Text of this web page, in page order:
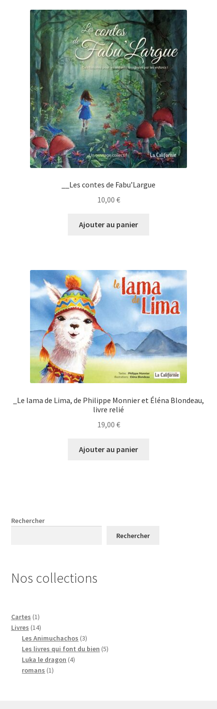
__Les contes de Fabu’Largue
10,00 €
Ajouter au panier
_Le lama de Lima, de Philippe Monnier et Éléna Blondeau,
livre relié
19,00 €
Ajouter au panier
Rechercher
Rechercher
Nos collections
Cartes 11
produit
Livres 1414
produits
Les Animuchachos 33
produits
Les livres qui font du bien 55
Luka le dragon 44
romans 11